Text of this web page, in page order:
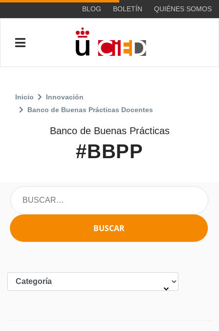
BLOG BOLETÍN QUIÉNES SOMOS
#BBPP
Banco de Buenas Prácticas
Inicio
Innovación
Banco de Buenas Prácticas Docentes
BUSCAR